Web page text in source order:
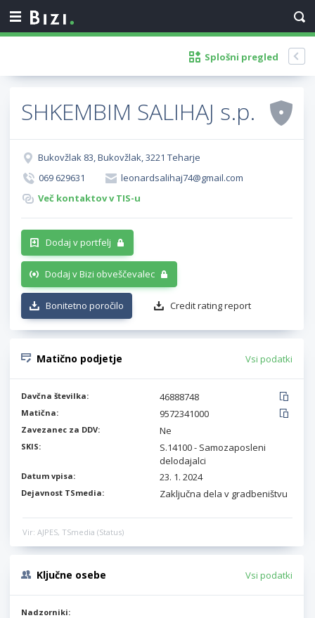
Splošni pregled
SHKEMBIM SALIHAJ s.p.
Bukovžlak 83, Bukovžlak, 3221 Teharje
069 629631
leonardsalihaj74@gmail.com
Več kontaktov v TIS-u
Dodaj v portfelj
Dodaj v Bizi obveščevalec
Bonitetno poročilo Credit rating report
Matično podjetje Vsi podatki
Davčna številka: 46888748
Matična: 9572341000
Zavezanec za DDV: Ne
SKIS:
S.14100 - Samozaposleni
delodajalci
Datum vpisa: 23. 1. 2024
Dejavnost TSmedia: Zaključna dela v gradbeništvu
Vir: AJPES, TSmedia (Status)
Ključne osebe Vsi podatki
Nadzorniki: